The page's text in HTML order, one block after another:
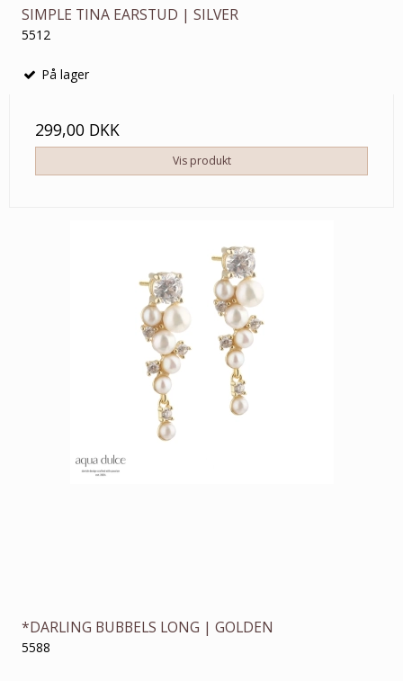
SIMPLE TINA EARSTUD | SILVER
5512
På lager
299,00 DKK
Vis produkt
*DARLING BUBBELS LONG | GOLDEN
5588